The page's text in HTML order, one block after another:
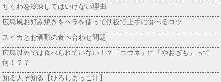
ちくわを冷凍してはいけない理由
広島風お好み焼きをヘラを使って鉄板で上手に食べるコツ
スイカとお酒類の食べ合わせ問題
広島以外では食べられていない！？「コウネ」に「やおぎも」って
何！？？
知る人ぞ知る【ひろしまっこ汁】